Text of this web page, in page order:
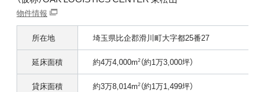
物件情報
所在地 埼玉県比企郡滑川町大字都25番27
延床面積 約4万4,000m2（約1万3,000坪）
貸床面積 約3万8,014m2（約1万1,499坪）